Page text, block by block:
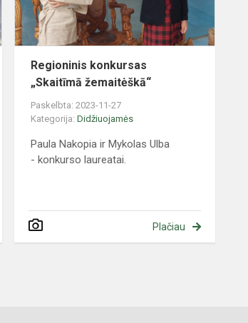
klasių
mokinių
matematikos
olimpiadaRegioninis konkursas
„Skaitīmā žemaitėškā“
Paskelbta: 2023-11-27
Kategorija:Didžiuojamės
Paula Nakopia ir Mykolas Ulba
- konkurso laureatai.
Plačiau